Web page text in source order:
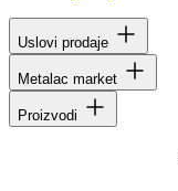
Uslovi prodaje
Metalac market
Proizvodi